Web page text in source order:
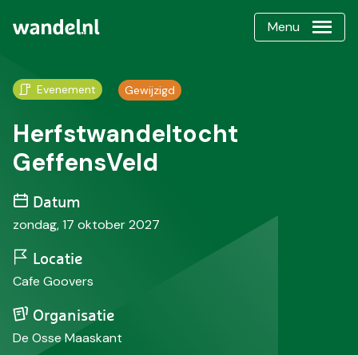
Menu
Evenement Gewijzigd
Herfstwandeltocht
GeffensVeld
Datum
zondag, 17 oktober 2027
Locatie
Cafe Goovers
Organisatie
De Osse Maaskant